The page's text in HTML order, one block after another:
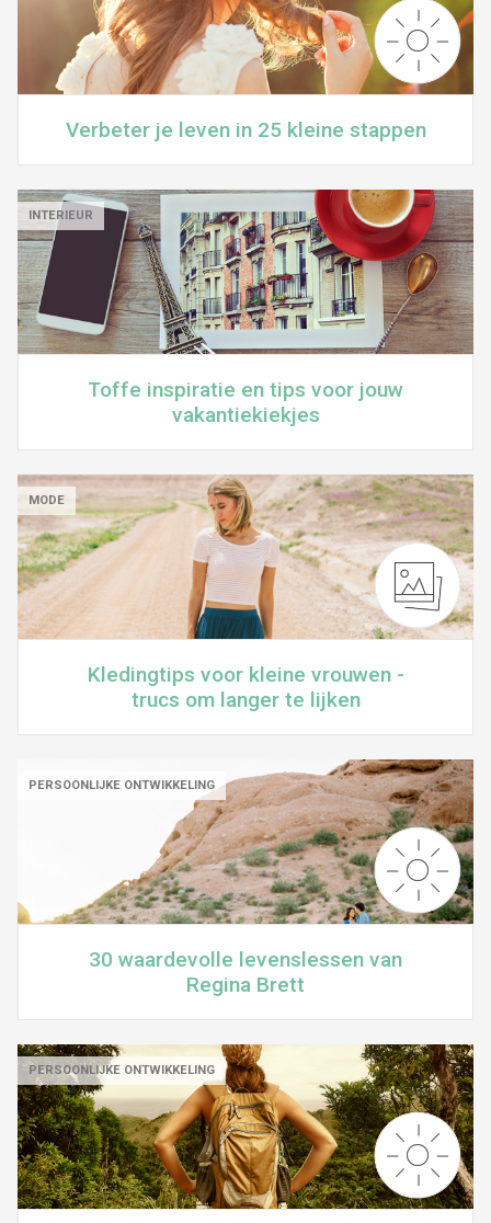
Verbeter je leven in 25 kleine stappen
INTERIEUR
Toffe inspiratie en tips voor jouw
vakantiekiekjes
MODE
Kledingtips voor kleine vrouwen -
trucs om langer te lijken
PERSOONLIJKE ONTWIKKELING
30 waardevolle levenslessen van
Regina Brett
PERSOONLIJKE ONTWIKKELING